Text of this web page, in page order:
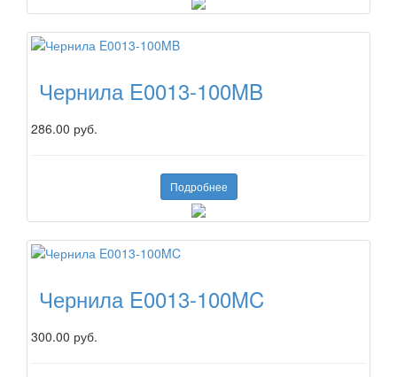
Чернила E0013-100MB
286.00 руб.
Подробнее
Чернила E0013-100MC
300.00 руб.